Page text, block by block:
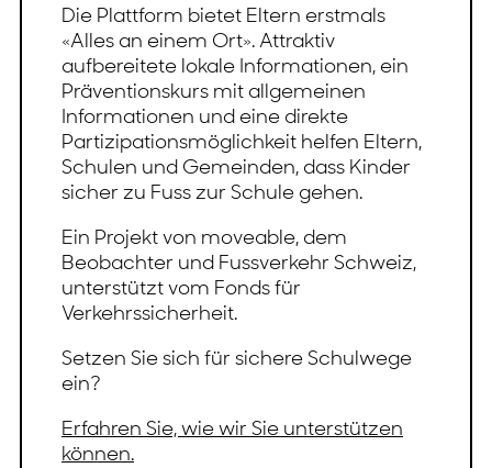
Die Plattform bietet Eltern erstmals
«Alles an einem Ort». Attraktiv
aufbereitete lokale Informationen, ein
Präventionskurs mit allgemeinen
Informationen und eine direkte
Partizipationsmöglichkeit helfen Eltern,
Schulen und Gemeinden, dass Kinder
sicher zu Fuss zur Schule gehen.
Ein Projekt von moveable, dem
Beobachter und Fussverkehr Schweiz,
unterstützt vom Fonds für
Verkehrssicherheit.
Setzen Sie sich für sichere Schulwege
ein?
Erfahren Sie, wie wir Sie unterstützen
können.